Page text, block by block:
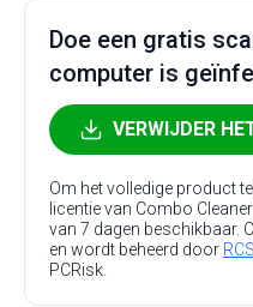
Doe een gratis
computer is
VERWIJDER
Om het volledige product
licentie van Combo
van 7 dagen beschikbaar.
en wordt beheerd door
PCRisk.